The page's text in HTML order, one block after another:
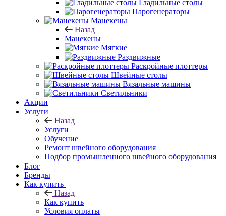
Гладильные столы
Парогенераторы
Манекены
Назад
Манекены
Мягкие
Раздвижные
Раскройные плоттеры
Швейные столы
Вязальные машины
Светильники
Акции
Услуги
Назад
Услуги
Обучение
Ремонт швейного оборудования
Подбор промышленного швейного оборудования
Блог
Бренды
Как купить
Назад
Как купить
Условия оплаты